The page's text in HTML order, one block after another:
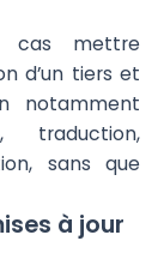
cas mettre
d’un tiers et
notamment
traduction,
sans que
à jour